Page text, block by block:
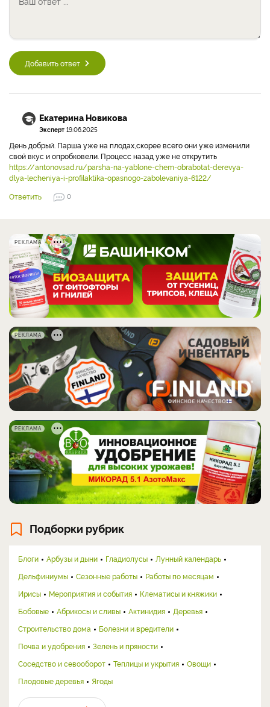
Добавить ответ
Екатерина Новикова
Эксперт 19.06.2025
День добрый. Парша уже на плодах,скорее всего они уже изменили
свой вкус и опробковели. Процесс назад уже не открутить
https://antonovsad.ru/parsha-na-yablone-chem-obrabotat-derevya-
dlya-lecheniya-i-profilaktika-opasnogo-zabolevaniya-6122/
Ответить
0
РЕКЛАМА
РЕКЛАМА
РЕКЛАМА
Подборки рубрик
Блоги Арбузы и дыни Гладиолусы
Лунный календарь
Дельфиниумы
Сезонные работы
Работы по месяцам
Ирисы
Мероприятия и события
Клематисы и княжики
Бобовые
Абрикосы и сливы Актинидия
Деревья
Строительство дома
Болезни и вредители
Почва и удобрения
Зелень и пряности
Соседство и севооборот
Теплицы и укрытия
Овощи
Плодовые деревья
Ягоды